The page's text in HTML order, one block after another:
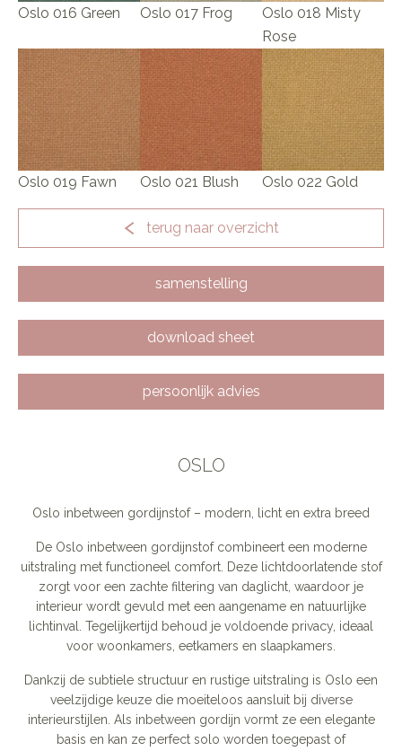
Oslo 016 Green Oslo 017 Frog
Oslo 018 Misty
Rose
Oslo 019 Fawn Oslo 021 Blush Oslo 022 Gold
terug naar overzicht
samenstelling
download sheet
persoonlijk advies
OSLO
Oslo inbetween gordijnstof – modern, licht en extra breed
De Oslo inbetween gordijnstof combineert een moderne
uitstraling met functioneel comfort. Deze lichtdoorlatende stof
zorgt voor een zachte filtering van daglicht, waardoor je
interieur wordt gevuld met een aangename en natuurlijke
lichtinval. Tegelijkertijd behoud je voldoende privacy, ideaal
voor woonkamers, eetkamers en slaapkamers.
Dankzij de subtiele structuur en rustige uitstraling is Oslo een
veelzijdige keuze die moeiteloos aansluit bij diverse
interieurstijlen. Als inbetween gordijn vormt ze een elegante
basis en kan ze perfect solo worden toegepast of